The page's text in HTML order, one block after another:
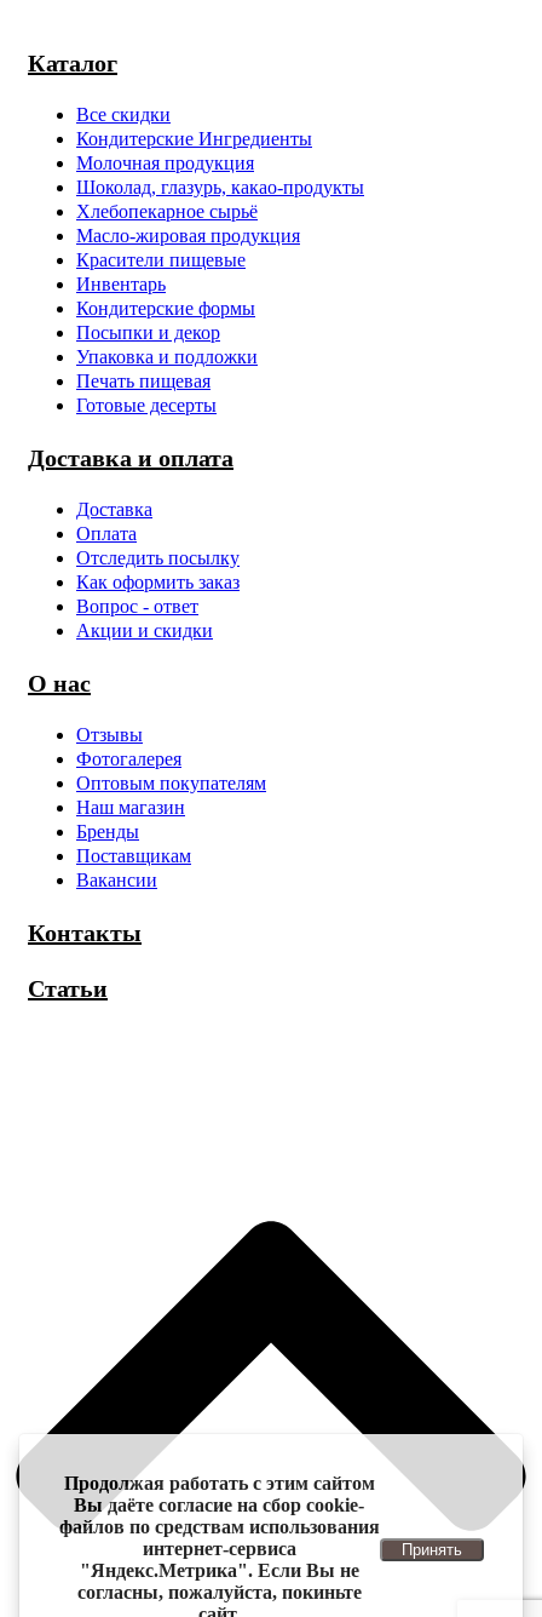
Каталог
Все скидки
Кондитерские Ингредиенты
Молочная продукция
Шоколад, глазурь, какао-продукты
Хлебопекарное сырьё
Масло-жировая продукция
Красители пищевые
Инвентарь
Кондитерские формы
Посыпки и декор
Упаковка и подложки
Печать пищевая
Готовые десерты
Доставка и оплата
Доставка
Оплата
Отследить посылку
Как оформить заказ
Вопрос - ответ
Акции и скидки
О нас
Отзывы
Фотогалерея
Оптовым покупателям
Наш магазин
Бренды
Поставщикам
Вакансии
Контакты
Статьи
Продолжая работать с этим сайтом
Вы даёте согласие на сбор cookie-
файлов по средствам использования
интернет-сервиса
"Яндекс.Метрика". Если Вы не
согласны, пожалуйста, покиньте
Принять